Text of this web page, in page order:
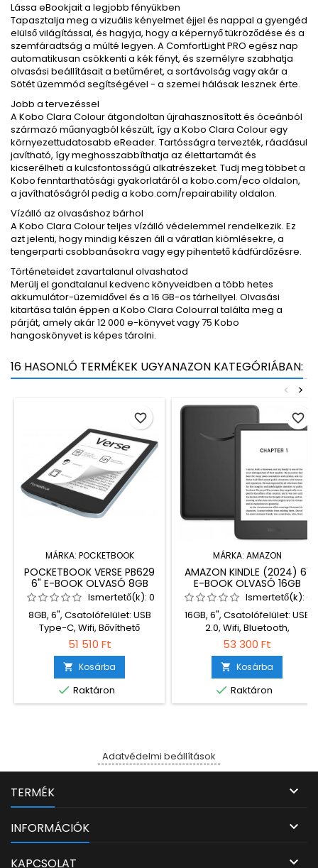
Lássa eBookjait a legjobb fényükben
Tapasztalja meg a vizuális kényelmet éjjel és nappal a gyengéd
elülső világítással, és hagyja, hogy a képernyő tükröződése és a
szemfáradtság a múlté legyen. A ComfortLight PRO egész nap
automatikusan csökkenti a kék fényt, és személyre szabhatja
olvasási beállításait a betűméret, a sortávolság vagy akár a
Sötét üzemmód segítségével - a szemei hálásak lesznek érte.
Jobb a tervezéssel
A Kobo Clara Colour átgondoltan újrahasznosított és óceánból
származó műanyagból készült, így a Kobo Clara Colour egy
környezettudatosabb eReader. Tartósságra tervezték, ráadásul
javítható, így meghosszabbíthatja az élettartamát és
kicserélheti a kulcsfontosságú alkatrészeket. Tudj meg többet a
Kobo fenntarthatósági gyakorlatáról a kobo.com/eco oldalon,
a javíthatóságról pedig a kobo.com/repairability oldalon.
Vízálló az olvasáshoz bárhol
A Kobo Clara Colour teljes vízálló védelemmel rendelkezik. Ez
azt jelenti, hogy mindig készen áll a váratlan kiömlésekre, a
tengerparti csobbanásokra vagy egy pihentető kádfürdőzésre.
Történeteidet zavartalanul olvashatod
Merülj el gondtalanul kedvenc könyveidben a több hetes
akkumulátor-üzemidővel és a 16 GB-os tárhellyel. Olvasási
kitartása talán éppen a Kobo Clara Colourral találta meg a
párját, amely akár 12 000 e-könyvet vagy 75 Kobo
hangoskönyvet is képes tárolni.
16 HASONLÓ TERMÉKEK UGYANAZON KATEGÓRIÁBAN:
>
<
MÁRKA: POCKETBOOK
POCKETBOOK VERSE PB629
6" E-BOOK OLVASÓ 8GB
BRIGHT BLUE
Ismertető(k): 0
8GB, 6", Csatolófelület: USB
Type-C, Wifi, Bővíthető
memória, Érintőképernyő,
Állítható fényerő,
Színhőmérséklet2 tónus,
Háttérvilágítással,
108x156x7,6mm, Nettó súly186g
51 510 Ft
 Kosárba
 Raktáron
favorite_border
MÁRKA: AMAZON
AMAZON KINDLE (2024) 6"
E-BOOK OLVASÓ 16GB
BLACK (REKLÁM MENTES)
Ismertető(k): 0
16GB, 6", Csatolófelület: USB
2.0, Wifi, Bluetooth,
Érintőképernyő,
Színhőmérséklet2 tónus,
Háttérvilágítással,
158x109x8mm, Nettó súly165g
53 300 Ft
 Kosárba
 Raktáron
favorite_border
Adatvédelmi beállítások
TERMÉK 
INFORMÁCIÓK 
KAPCSOLAT 